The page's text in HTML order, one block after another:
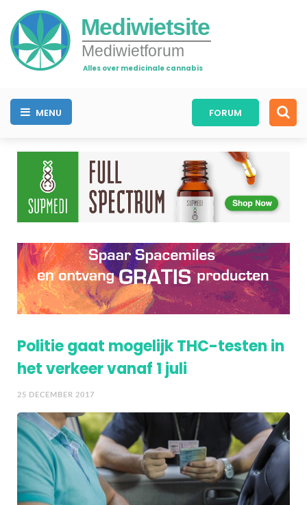
Mediwietsite
Mediwietforum
Alles over medicinale cannabis
MENU FORUM
Politie gaat mogelijk THC-testen in
het verkeer vanaf 1 juli
25 DECEMBER 2017